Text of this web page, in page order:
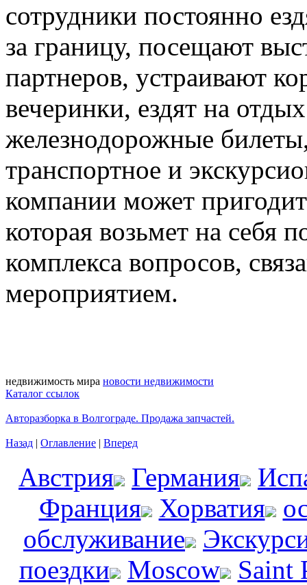
сотрудники постоянно
за границу, посещают
партнеров, устраивают
вечеринки, ездят на
железнодорожные
транспортное и
компании может
которая возьмет на себя
комплекса вопросов,
мероприятием.
недвижимость мира новости недвижимости
Каталог ссылок
Авторазборка в Волгограде. Продажа запчастей.
Назад | Оглавление | Вперед
Австрия Германия
Франция
Хорватия
обслуживание
поездки
Moscow
Saint